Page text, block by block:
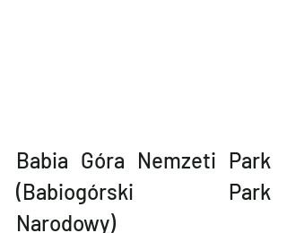
Babia Góra Nemzeti Park
(Babiogórski Park
Narodowy)